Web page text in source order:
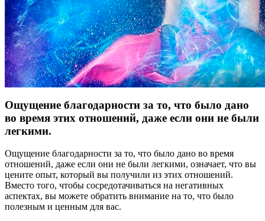
Ощущение благодарности за то, что было дано
во время этих отношений, даже если они не были
легкими.
Ощущение благодарности за то, что было дано во время
отношений, даже если они не были легкими, означает, что вы
цените опыт, который вы получили из этих отношений.
Вместо того, чтобы сосредотачиваться на негативных
аспектах, вы можете обратить внимание на то, что было
полезным и ценным для вас.